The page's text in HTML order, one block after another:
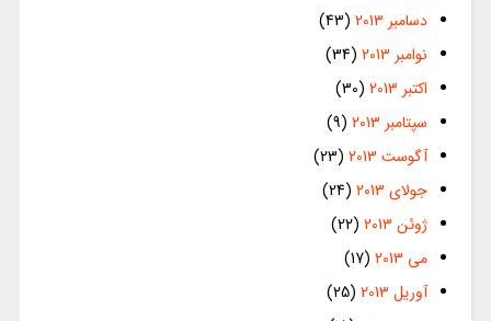
دسامبر 2013
(43)
نوامبر 2013
(34)
اکتبر 2013
(30)
سپتامبر 2013
(9)
آگوست 2013
(23)
جولای 2013
(24)
ژوئن 2013
(22)
می 2013
(17)
آوریل 2013
(25)